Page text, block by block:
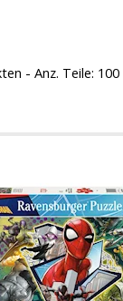
- Anz. Teile: 100